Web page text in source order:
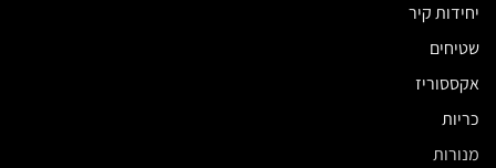
יחידות קיר
שטיחים
אקססוריז
כריות
מנורות